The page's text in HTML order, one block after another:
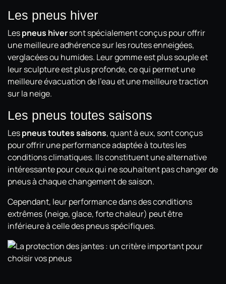
Les pneus hiver
Lespneus hiversont spécialement conçus pour offrir
une meilleure adhérence sur les routes enneigées,
verglacées ou humides. Leur gomme est plus souple et
leur sculpture est plus profonde, ce qui permet une
meilleure évacuation de l'eau et une meilleure traction
sur la neige.
Les pneus toutes saisons
Lespneus toutes saisons, quant à eux, sont conçus
pour offrir une performance adaptée à toutes les
conditions climatiques. Ils constituent une alternative
intéressante pour ceux qui ne souhaitent pas changer de
pneus à chaque changement de saison.
Cependant, leur performance dans des conditions
extrêmes (neige, glace, forte chaleur) peut être
inférieure à celle des pneus spécifiques.